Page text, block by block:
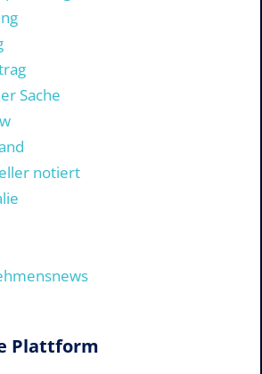
Sache
notiert
Plattform